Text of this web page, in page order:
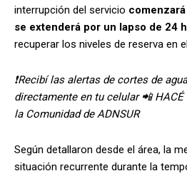
interrupción del servicio
se extenderá por un lapso de 24
recuperar los niveles de reserva en
❗Recibí las alertas de cortes de
directamente en tu celular 📲 HACÉ
la Comunidad de ADNSUR
Según detallaron desde el área, la
situación recurrente durante la